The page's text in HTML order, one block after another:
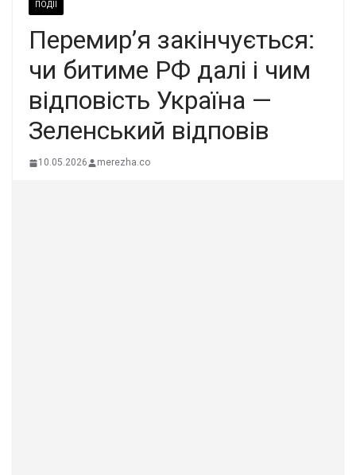
ПОДІЇ
Перемир’я закінчується:
чи битиме РФ далі і чим
відповість Україна —
Зеленський відповів
10.05.2026 merezha.co